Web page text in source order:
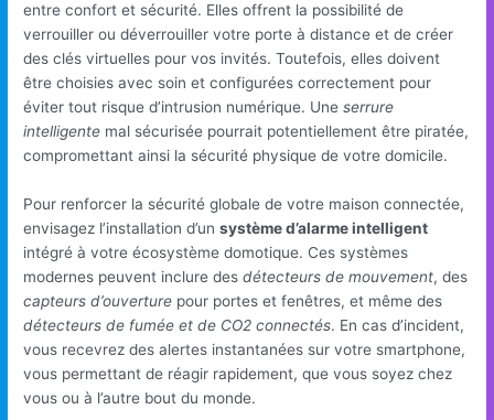
entre confort et sécurité. Elles offrent la possibilité de
verrouiller ou déverrouiller votre porte à distance et de créer
des clés virtuelles pour vos invités. Toutefois, elles doivent
être choisies avec soin et configurées correctement pour
éviter tout risque d’intrusion numérique. Uneserrure
intelligente mal sécurisée pourrait potentiellement être piratée,
compromettant ainsi la sécurité physique de votre domicile.
Pour renforcer la sécurité globale de votre maison connectée,
envisagez l’installation d’unsystème d’alarme intelligent
intégré à votre écosystème domotique. Ces systèmes
modernes peuvent inclure desdétecteurs de mouvement, des
capteurs d’ouverture pour portes et fenêtres, et même des
détecteurs de fumée et de CO2 connectés. En cas d’incident,
vous recevrez des alertes instantanées sur votre smartphone,
vous permettant de réagir rapidement, que vous soyez chez
vous ou à l’autre bout du monde.